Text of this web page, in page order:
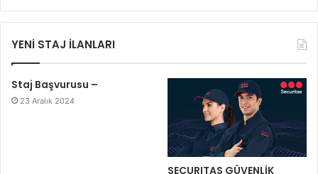
YENİ STAJ İLANLARI
Staj Başvurusu –
23 Aralık 2024
SECURITAS GÜVENLİK